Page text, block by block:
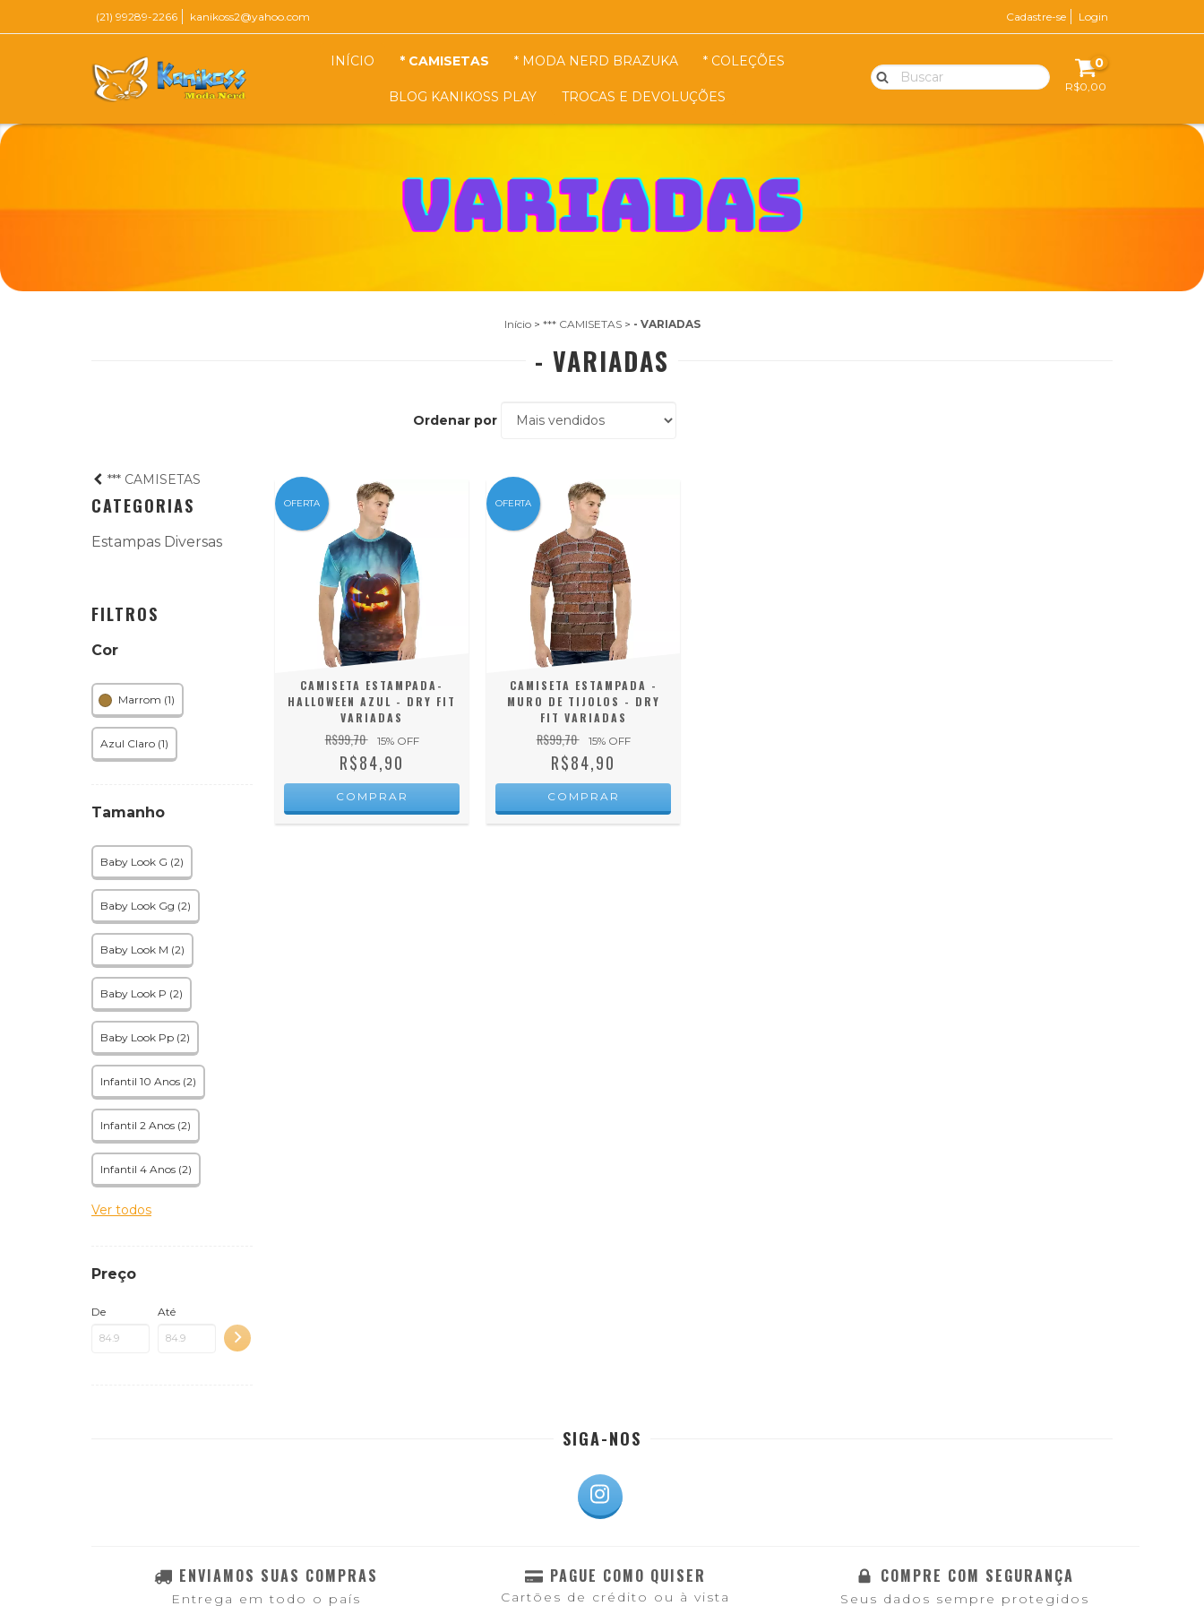
(21) 99289-2266 kanikoss2@yahoo.com Cadastre-se Login
INÍCIO * CAMISETAS * MODA NERD BRAZUKA * COLEÇÕES
BLOG KANIKOSS PLAY TROCAS E DEVOLUÇÕES
0
R$0,00
Início > *** CAMISETAS > - VARIADAS
- VARIADAS
Ordenar por
*** CAMISETAS
CATEGORIAS
Estampas Diversas
FILTROS
Cor
Marrom (1)
Azul Claro (1)
Tamanho
Baby Look G (2)
Baby Look Gg (2)
Baby Look M (2)
Baby Look P (2)
Baby Look Pp (2)
Infantil 10 Anos (2)
Infantil 2 Anos (2)
Infantil 4 Anos (2)
Ver todos
Preço
De Até
OFERTA
CAMISETA ESTAMPADA-
HALLOWEEN AZUL - DRY FIT
VARIADAS
R$99,70 15% OFF
R$84,90
COMPRAR
OFERTA
CAMISETA ESTAMPADA -
MURO DE TIJOLOS - DRY
FIT VARIADAS
R$99,70 15% OFF
R$84,90
COMPRAR
SIGA-NOS
ENVIAMOS SUAS COMPRAS
Entrega em todo o país
PAGUE COMO QUISER
Cartões de crédito ou à vista
COMPRE COM SEGURANÇA
Seus dados sempre protegidos